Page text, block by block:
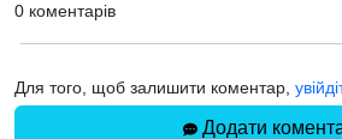
0 коментарів
Для того, щоб залишити коментар,
Додати